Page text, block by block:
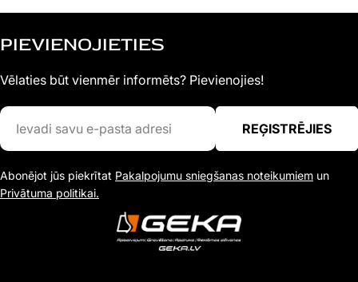
PIEVIENOJIETIES
Vēlaties būt vienmēr informēts? Pievienojies!
Ievadi
savu
pasta
adresi
REĢISTRĒJIES
Abonējot jūs piekrītat Pakalpojumu sniegšanas noteikumiem un
Privātuma politikai.